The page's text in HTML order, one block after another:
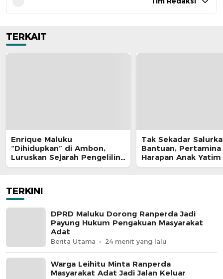
TERKAIT
Enrique Maluku
“Dihidupkan” di Ambon,
Luruskan Sejarah Pengeliling
Bumi Pertama Adalah Putra
Tak Sekadar
Bantuan, Pertamina
Harapan Anak
Program Pertamina
TERKINI
DPRD Maluku Dorong Ranperda Jadi
Payung Hukum Pengakuan Masyarakat
Adat
Berita Utama 24 menit yang lalu
Warga Leihitu Minta Ranperda
Masyarakat Adat Jadi Jalan Keluar